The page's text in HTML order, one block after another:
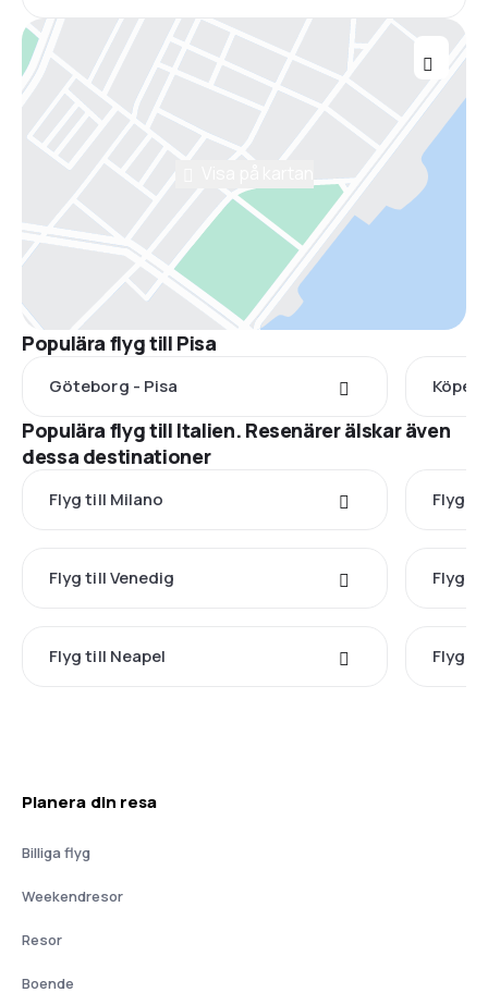
Populära flyg till Pisa
Göteborg - Pisa
Populära flyg till Italien. Resenärer älskar även
dessa destinationer
Flyg till Milano Flyg
Flyg till Venedig Flyg
Flyg till Neapel Flyg
Planera din resa
Billiga flyg
Weekendresor
Resor
Boende